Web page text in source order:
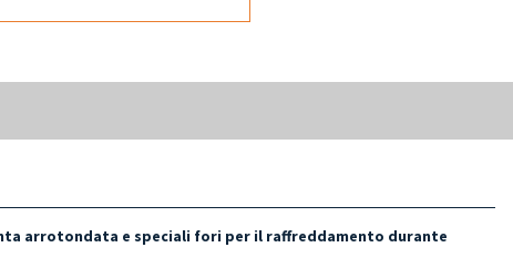
arrotondata e speciali fori per il raffreddamento durante